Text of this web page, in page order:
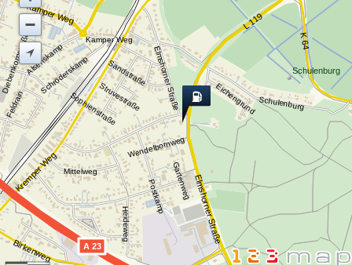
Schulenburg
A 23
L 119
Elmshorner Straße
Kamper Weg
K 64
Kremper Weg
Birkenweg
Schulenburg
Kamper Weg
Elmshorner Straße
Alsenskamp
Diebenkornstraße Schröderskamp
Wendelbornweg
Postkamp
Heideweg
Gartenweg
Struvestraße
Sophienstraße
Mittelweg
Feldrain
Sandstraße
Eichengrund